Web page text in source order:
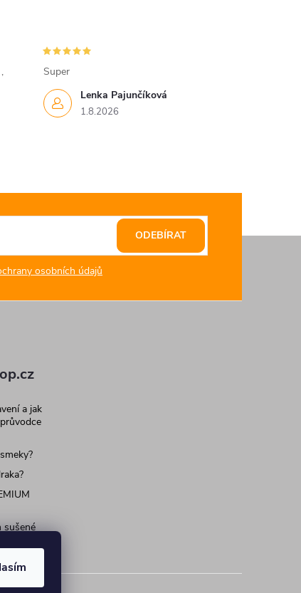
Lenka Pajunčíková
1.8.2026
Super
osobních údajů
ODEBÍRAT
a jak
sušené